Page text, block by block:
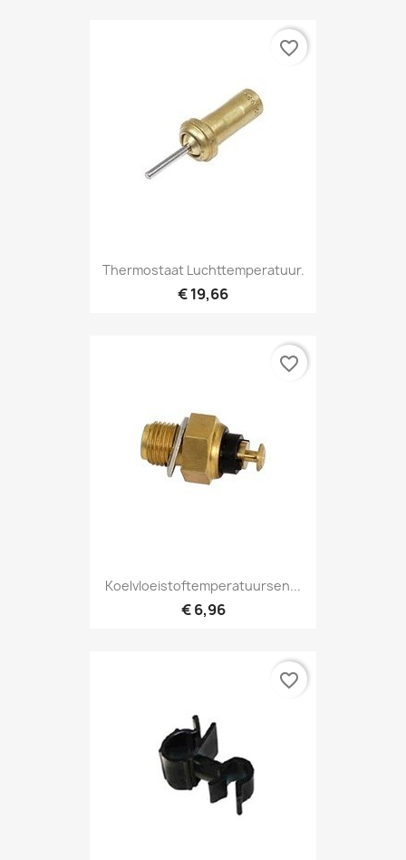
Thermostaat Luchttemperatuur.
€ 19,66
favorite_border
Koelvloeistoftemperatuursen...
€ 6,96
favorite_border
favorite_border